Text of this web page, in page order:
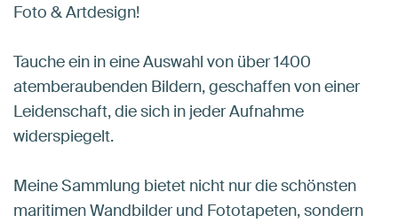
Foto & Artdesign!
Tauche ein in eine Auswahl von über 1400
atemberaubenden Bildern, geschaffen von einer
Leidenschaft, die sich in jeder Aufnahme
widerspiegelt.
Meine Sammlung bietet nicht nur die schönsten
maritimen Wandbilder und Fototapeten, sondern